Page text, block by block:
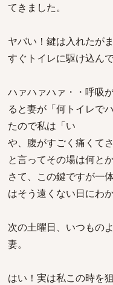
てきました。
ヤバい！鍵は入れたが
すぐトイレに駆け込ん
ハァハァハァ・・呼吸
ると妻が「何トイレで
たので私は「い
や、腹がすごく痛くて
と言ってその場は何と
さて、この鍵ですが一
はそう遠くない日にわ
次の土曜日、いつもの
妻。
はい！実は私この時を